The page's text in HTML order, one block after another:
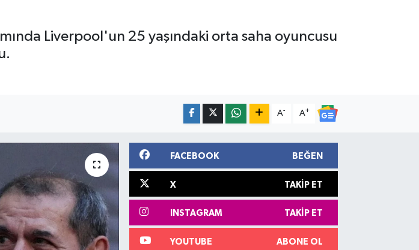
Liverpool'un 25 yaşındaki orta saha oyuncusu
A- A+
FACEBOOK BEĞEN
X TAKIP ET
INSTAGRAM TAKIP ET
YOUTUBE ABONE OL